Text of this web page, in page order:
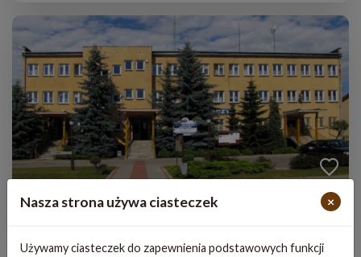
Nasza strona używa ciasteczek ×
Używamy ciasteczek do zapewnienia podstawowych funkcji
Municipal office